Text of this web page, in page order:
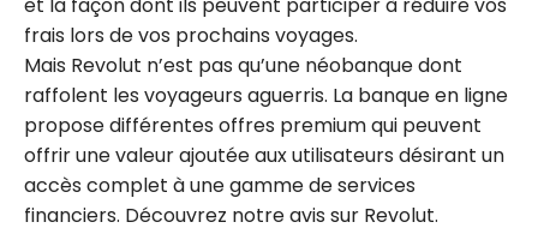
frais lors de vos prochains voyages.
Mais Revolut n’est pas qu’une néobanque dont
raffolent les voyageurs aguerris. La banque en ligne
propose différentes offres premium qui peuvent
offrir une valeur ajoutée aux utilisateurs désirant un
accès complet à une gamme de services
financiers. Découvrez notre avis sur Revolut.